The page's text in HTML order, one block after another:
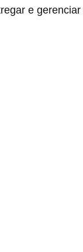
e gerenciar